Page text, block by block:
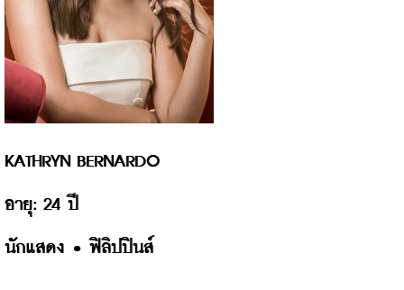
นักแสดง • ฟิลิปปินส์